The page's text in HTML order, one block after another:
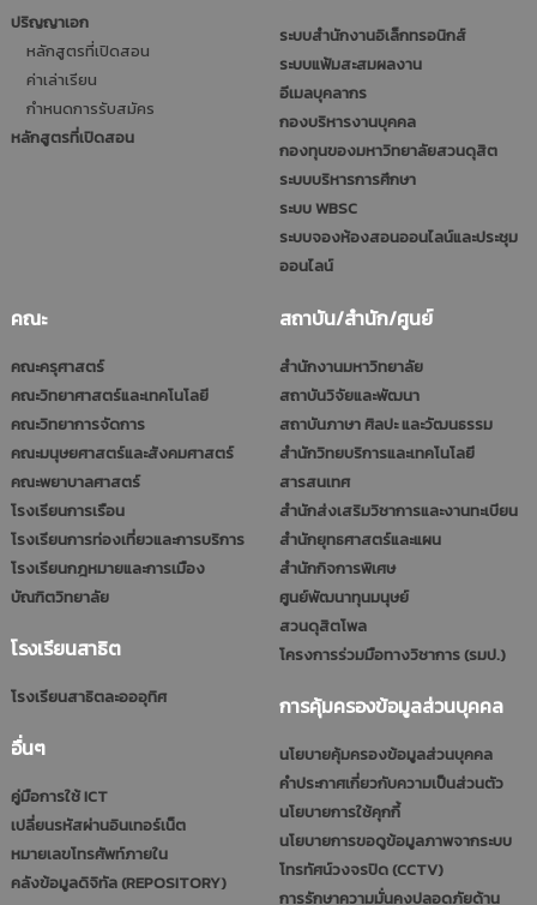
ปริญญาเอก
หลักสูตรที่เปิดสอน
ค่าเล่าเรียน
กำหนดการรับสมัคร
หลักสูตรที่เปิดสอน
ระบบสำนักงานอิเล็กทรอนิกส์
ระบบแฟ้มสะสมผลงาน
อีเมลบุคลากร
กองบริหารงานบุคคล
กองทุนของมหาวิทยาลัยสวนดุสิต
ระบบบริหารการศึกษา
ระบบ WBSC
ระบบจองห้องสอนออนไลน์และประชุม
ออนไลน์
คณะ
คณะครุศาสตร์
คณะวิทยาศาสตร์และเทคโนโลยี
คณะวิทยาการจัดการ
คณะมนุษยศาสตร์และสังคมศาสตร์
คณะพยาบาลศาสตร์
โรงเรียนการเรือน
โรงเรียนการท่องเที่ยวและการบริการ
โรงเรียนกฎหมายและการเมือง
บัณฑิตวิทยาลัย
โรงเรียนสาธิต
โรงเรียนสาธิตละอออุทิศ
อื่นๆ
คู่มือการใช้ ICT
เปลี่ยนรหัสผ่านอินเทอร์เน็ต
หมายเลขโทรศัพท์ภายใน
คลังข้อมูลดิจิทัล (REPOSITORY)
สถาบัน/สำนัก/ศูนย์
สำนักงานมหาวิทยาลัย
สถาบันวิจัยและพัฒนา
สถาบันภาษา ศิลปะ และวัฒนธรรม
สำนักวิทยบริการและเทคโนโลยี
สารสนเทศ
สำนักส่งเสริมวิชาการและงานทะเบียน
สำนักยุทธศาสตร์และแผน
สำนักกิจการพิเศษ
ศูนย์พัฒนาทุนมนุษย์
สวนดุสิตโพล
โครงการร่วมมือทางวิชาการ (รมป.)
การคุ้มครองข้อมูลส่วนบุคคล
นโยบายคุ้มครองข้อมูลส่วนบุคคล
คำประกาศเกี่ยวกับความเป็นส่วนตัว
นโยบายการใช้คุกกี้
นโยบายการขอดูข้อมูลภาพจากระบบ
โทรทัศน์วงจรปิด (CCTV)
การรักษาความมั่นคงปลอดภัยด้าน